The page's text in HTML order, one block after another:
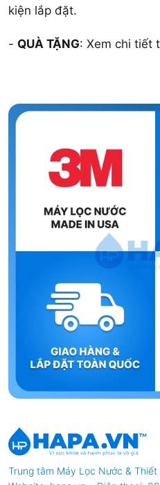
kiện lắp đặt.
- QUÀ TẶNG: Xem chi tiết
Trung tâm Máy Lọc Nước & Thiết